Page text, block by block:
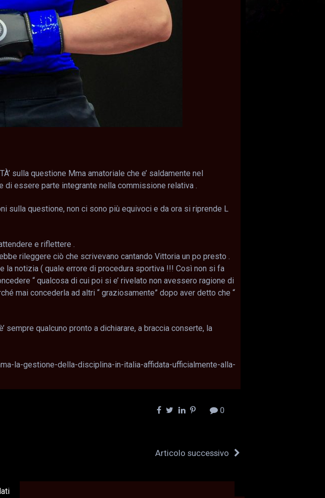
sulla questione Mma amatoriale che e’ saldamente nel
di essere parte integrante nella commissione relativa .
sulla questione, non ci sono più equivoci e da ora si riprende L
e riflettere .
rileggere ciò che scrivevano cantando Vittoria un po presto .
la notizia ( quale errore di procedura sportiva !!! Così non si fa
“ qualcosa di cui poi si e’ rivelato non avessero ragione di
mai concederla ad altri “ graziosamente” dopo aver detto che “
sempre qualcuno pronto a dichiarare, a braccia conserte, la
la-gestione-della-disciplina-in-italia-affidata-ufficialmente-alla-
0
Articolo successivo